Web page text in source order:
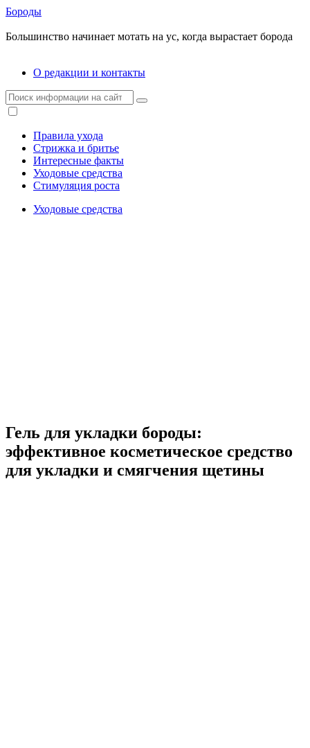
Бороды
Большинство начинает мотать на ус, когда вырастает борода
О редакции и контакты
Правила ухода
Стрижка и бритье
Интересные факты
Уходовые средства
Стимуляция роста
Уходовые средства
Гель для укладки бороды:
эффективное косметическое средство
для укладки и смягчения щетины